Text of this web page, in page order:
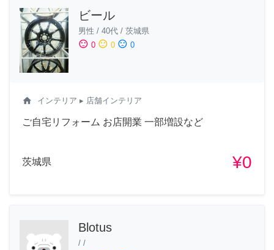
ビール
男性 / 40代 / 茨城県
sentiment_satisfied 0 sentiment_neutral 0 sentiment_dissatisfied 0
home インテリア ▸ 店舗インテリア
ご自宅リフォーム お店開業 一部増設など
茨城県 ¥0
Blotus
/ /